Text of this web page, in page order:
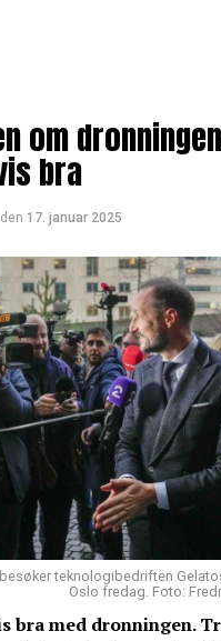
om
bra
den 17. januar 2025
teknologibedriften
Oslo fredag. Foto:
bra med dronningen.